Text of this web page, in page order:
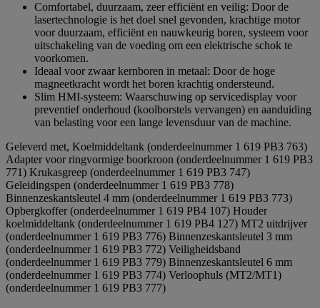
Comfortabel, duurzaam, zeer efficiënt en veilig: Door de
lasertechnologie is het doel snel gevonden, krachtige motor
voor duurzaam, efficiënt en nauwkeurig boren, systeem voor
uitschakeling van de voeding om een elektrische schok te
voorkomen.
Ideaal voor zwaar kernboren in metaal: Door de hoge
magneetkracht wordt het boren krachtig ondersteund.
Slim HMI-systeem: Waarschuwing op servicedisplay voor
preventief onderhoud (koolborstels vervangen) en aanduiding
van belasting voor een lange levensduur van de machine.
Geleverd met, Koelmiddeltank (onderdeelnummer 1 619 PB3 763)
Adapter voor ringvormige boorkroon (onderdeelnummer 1 619 PB3
771) Krukasgreep (onderdeelnummer 1 619 PB3 747)
Geleidingspen (onderdeelnummer 1 619 PB3 778)
Binnenzeskantsleutel 4 mm (onderdeelnummer 1 619 PB3 773)
Opbergkoffer (onderdeelnummer 1 619 PB4 107) Houder
koelmiddeltank (onderdeelnummer 1 619 PB4 127) MT2 uitdrijver
(onderdeelnummer 1 619 PB3 776) Binnenzeskantsleutel 3 mm
(onderdeelnummer 1 619 PB3 772) Veiligheidsband
(onderdeelnummer 1 619 PB3 779) Binnenzeskantsleutel 6 mm
(onderdeelnummer 1 619 PB3 774) Verloophuls (MT2/MT1)
(onderdeelnummer 1 619 PB3 777)